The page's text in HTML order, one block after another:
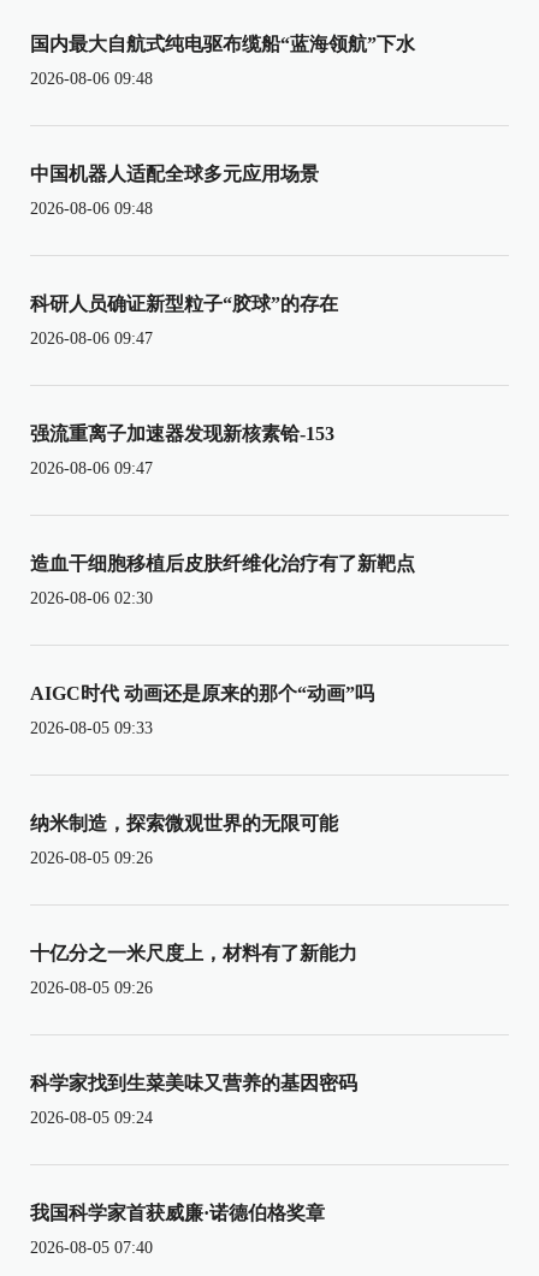
国内最大自航式纯电驱布缆船“蓝海领航”下水
2026-08-06 09:48
中国机器人适配全球多元应用场景
2026-08-06 09:48
科研人员确证新型粒子“胶球”的存在
2026-08-06 09:47
强流重离子加速器发现新核素铪-153
2026-08-06 09:47
造血干细胞移植后皮肤纤维化治疗有了新靶点
2026-08-06 02:30
AIGC时代 动画还是原来的那个“动画”吗
2026-08-05 09:33
纳米制造，探索微观世界的无限可能
2026-08-05 09:26
十亿分之一米尺度上，材料有了新能力
2026-08-05 09:26
科学家找到生菜美味又营养的基因密码
2026-08-05 09:24
我国科学家首获威廉·诺德伯格奖章
2026-08-05 07:40